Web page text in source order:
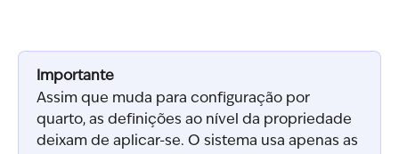
Importante
Assim que muda para configuração por
quarto, as definições ao nível da propriedade
deixam de aplicar-se. O sistema usa apenas as